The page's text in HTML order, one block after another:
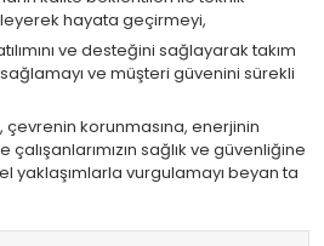
hayata geçirmeyi,
ve desteğini sağlayarak takım
ve müşteri güvenini sürekli
korunmasına, enerjinin
çalışanlarımızın sağlık ve güvenliğine
yaklaşımlarla vurgulamayı beyan ta